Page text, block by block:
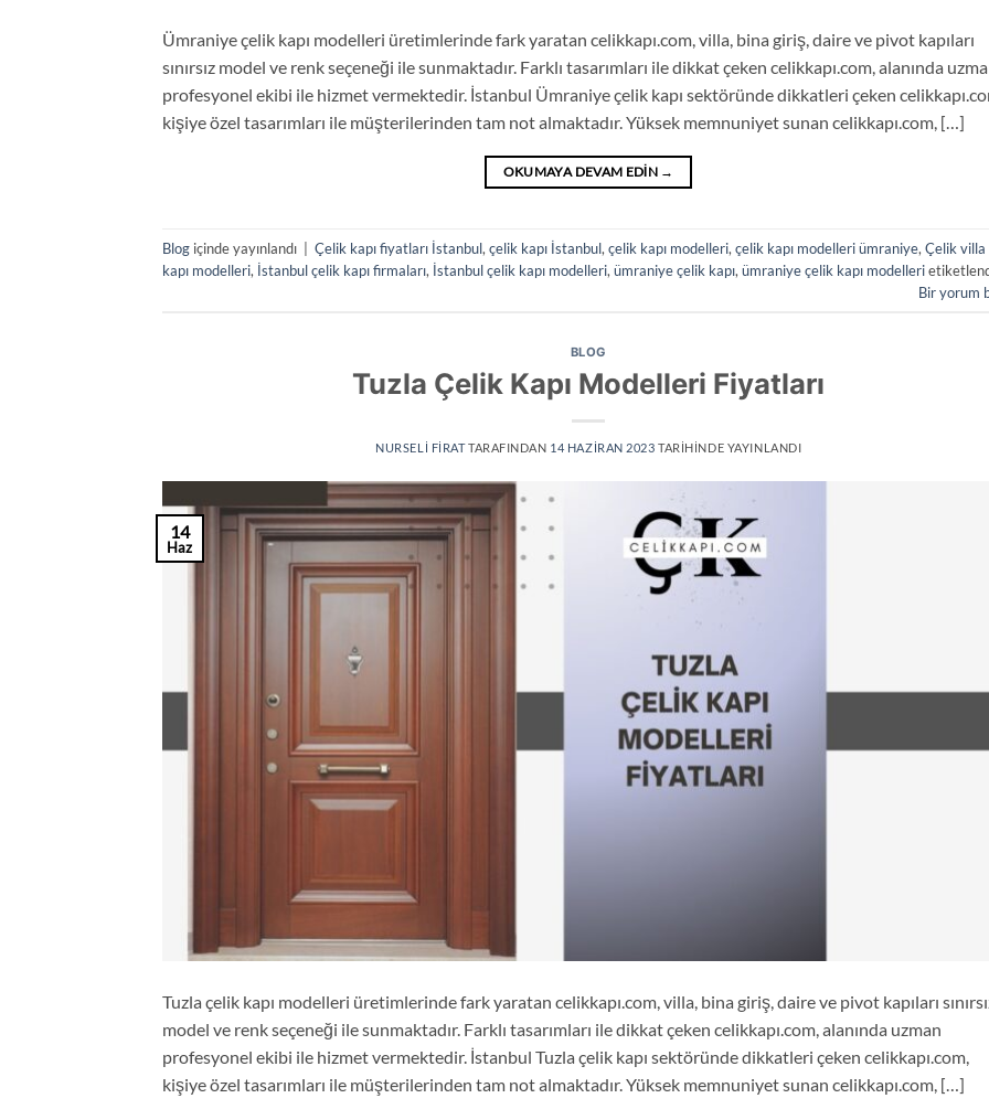
Ümraniye çelik kapı modelleri üretimlerinde fark yaratan celikkapı.com, villa, bina giriş, daire ve pivot kapıları
sınırsız model ve renk seçeneği ile sunmaktadır. Farklı tasarımları ile dikkat çeken celikkapı.com, alanında
profesyonel ekibi ile hizmet vermektedir. İstanbul Ümraniye çelik kapı sektöründe dikkatleri çeken
kişiye özel tasarımları ile müşterilerinden tam not almaktadır. Yüksek memnuniyet sunan celikkapı.com, […]
OKUMAYA DEVAM EDIN →
Blog içinde yayınlandı Çelik kapı fiyatları İstanbul, çelik kapı İstanbul, çelik kapı modelleri, çelik kapı modelleri ümraniye, Çelik villa
kapı modelleri, İstanbul çelik kapı firmaları, İstanbul çelik kapı modelleri, ümraniye çelik kapı, ümraniye çelik kapı modelleri
Bir yorum
BLOG
Tuzla Çelik Kapı Modelleri Fiyatları
NURSELI FIRATTARAFINDAN 14 HAZIRAN 2023 TARIHINDE YAYINLANDI
14
Haz
Tuzla çelik kapı modelleri üretimlerinde fark yaratan celikkapı.com, villa, bina giriş, daire ve pivot kapıları
model ve renk seçeneği ile sunmaktadır. Farklı tasarımları ile dikkat çeken celikkapı.com, alanında uzman
profesyonel ekibi ile hizmet vermektedir. İstanbul Tuzla çelik kapı sektöründe dikkatleri çeken celikkapı.com,
kişiye özel tasarımları ile müşterilerinden tam not almaktadır. Yüksek memnuniyet sunan celikkapı.com, […]